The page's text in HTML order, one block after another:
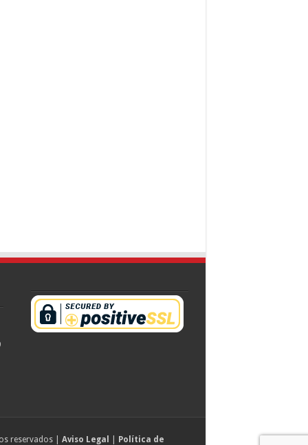
reservados | Aviso Legal Política de